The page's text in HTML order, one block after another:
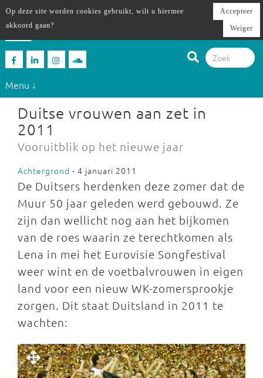
Menu ↓
Duitse vrouwen aan zet in
2011
Vooruitblik op het nieuwe jaar
Achtergrond - 4 januari 2011
De Duitsers herdenken deze zomer dat de
Muur 50 jaar geleden werd gebouwd. Ze
zijn dan wellicht nog aan het bijkomen
van de roes waarin ze terechtkomen als
Lena in mei het Eurovisie Songfestival
weer wint en de voetbalvrouwen in eigen
land voor een nieuw WK-zomersprookje
zorgen. Dit staat Duitsland in 2011 te
wachten:
Op deze site worden cookies gebruikt, wilt u hiermee
akkoord gaan?
Accepteer
Weiger